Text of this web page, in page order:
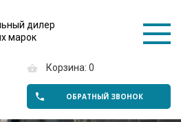
дилер
марок
Корзина: 0
ОБРАТНЫЙ ЗВОНОК